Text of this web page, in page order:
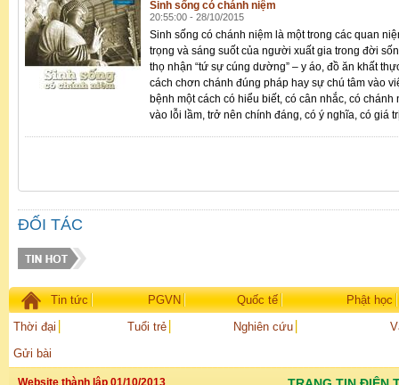
Sinh sống có chánh niệm
20:55:00 - 28/10/2015
Sinh sống có chánh niệm là một trong các quan
trọng và sáng suốt của người xuất gia trong đời
thọ nhận “tứ sự cúng dường” – y áo, đồ ăn khất
cách chơn chánh đúng pháp hay sự chú tâm vào
bệnh một cách có hiểu biết, có cân nhắc, có
vào lỗi lầm, trở nên chính đáng, có ý nghĩa, có giá
ĐỐI TÁC
Tin tức PGVN Quốc tế
Phật học
Thời đại
Tuổi trẻ Nghiên cứu
Gửi bài